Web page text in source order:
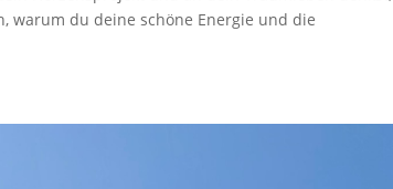
warum du deine schöne Energie und die